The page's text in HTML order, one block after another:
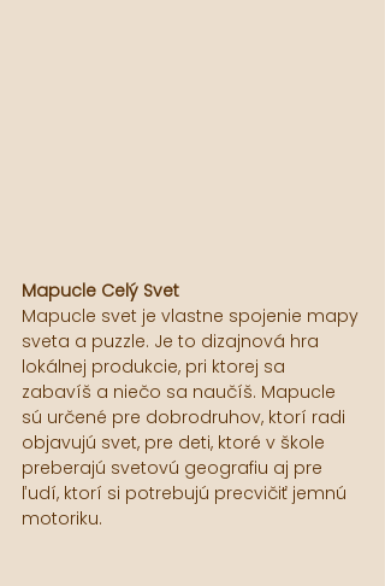
Mapucle Celý Svet
Mapucle svet je vlastne spojenie mapy
sveta a puzzle. Je to dizajnová hra
lokálnej produkcie, pri ktorej sa
zabavíš a niečo sa naučíš. Mapucle
sú určené pre dobrodruhov, ktorí radi
objavujú svet, pre deti, ktoré v škole
preberajú svetovú geografiu aj pre
ľudí, ktorí si potrebujú precvičiť jemnú
motoriku.